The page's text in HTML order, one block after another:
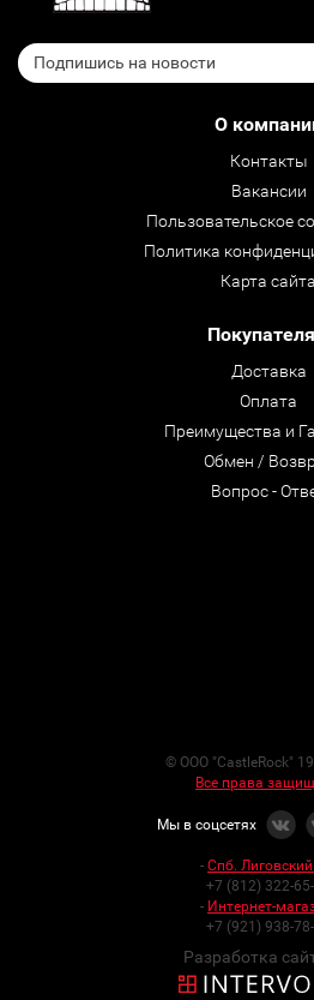
О
Контакты
Вакансии
Пользовательское
Политика
Карта сайта
Доставка
Оплата
Преимущества и
Обмен /
Вопрос -
© ООО "CastleRock"
Все права
Мы в соцсетях
- Спб.
+7 (812) 322-
- Интернет-
+7 (921) 938-
Разработка